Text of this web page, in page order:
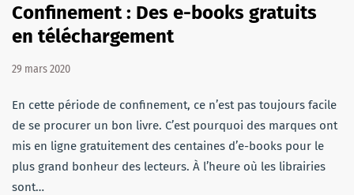
Confinement : Des e-books gratuits
en téléchargement
29 mars 2020
En cette période de confinement, ce n’est pas toujours facile
de se procurer un bon livre. C’est pourquoi des marques ont
mis en ligne gratuitement des centaines d’e-books pour le
plus grand bonheur des lecteurs. À l’heure où les librairies
sont…